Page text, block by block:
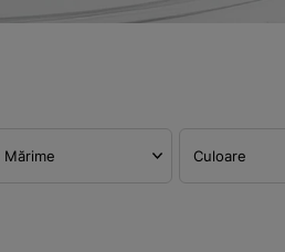
Mărime Culoare